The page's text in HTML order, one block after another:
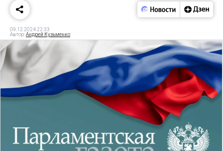
09.12.2024 22:33
Автор:Андрей Кузьменко